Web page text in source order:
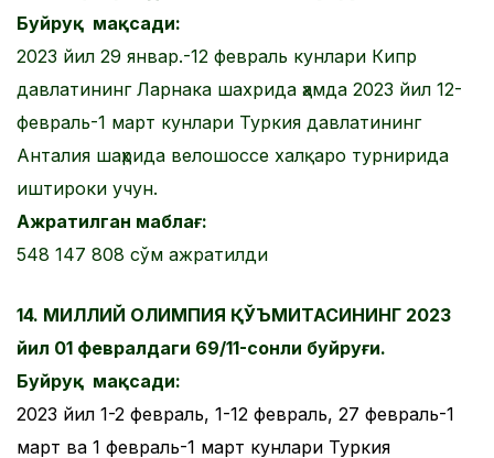
Буйруқ мақсади:
2023 йил 29 январ.-12 февраль кунлари Кипр
давлатининг Ларнака шахрида ҳамда 2023 йил 12-
февраль-1 март кунлари Туркия давлатининг
Анталия шаҳрида велошоссе халқаро турнирида
иштироки учун.
Ажратилган маблағ:
548 147 808 сўм ажратилди
14. МИЛЛИЙ ОЛИМПИЯ ҚЎЪМИТАСИНИНГ 2023
йил 01 февралдаги 69/11-сонли буйруғи.
Буйруқ мақсади:
2023 йил 1-2 февраль, 1-12 февраль, 27 февраль-1
март ва 1 февраль-1 март кунлари Туркия